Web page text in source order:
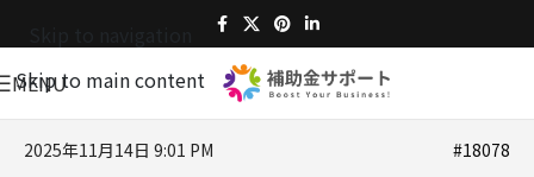
Skip to main content
MENU
2025年11月14日 9:01 PM #18078